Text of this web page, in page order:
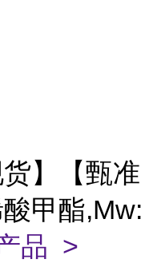
】【甄准
甲酯,Mw:
品 >